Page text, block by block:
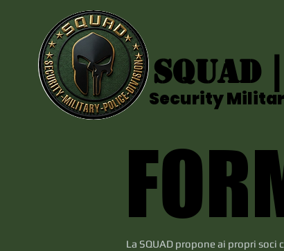
SQUAD
SQUAD
Security
Security
La SQUAD propone ai propri